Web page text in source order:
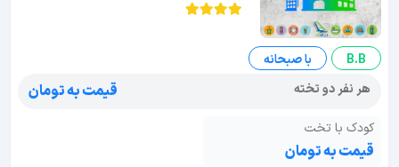
B.B
با صبحانه
هر نفر دو تخته
قیمت به تومان
کودک با تخت
قیمت به تومان